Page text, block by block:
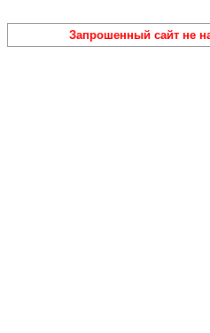
Запрошенный сайт не